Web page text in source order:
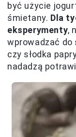
być użycie
śmietany. Dla
eksperymenty,
wprowadzać do
czy słodka
nadadzą